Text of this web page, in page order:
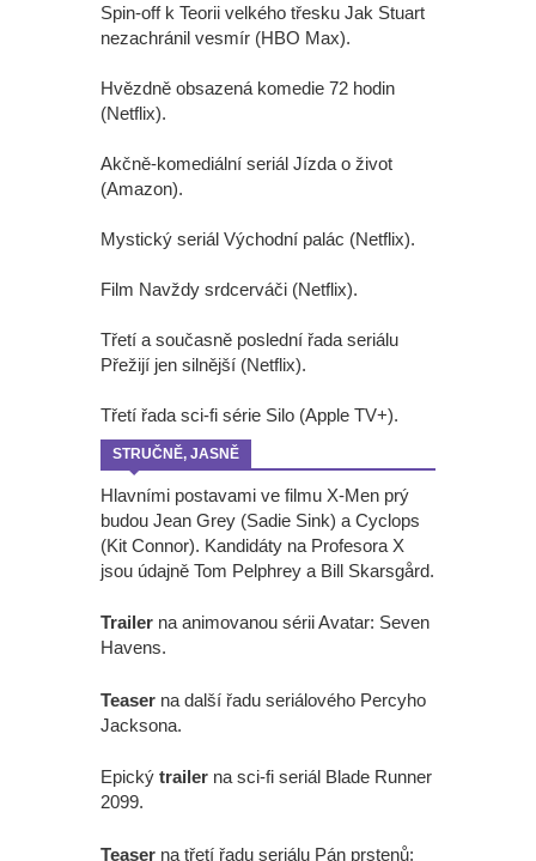
Spin-off k Teorii velkého třesku Jak Stuart
nezachránil vesmír (HBO Max).
Hvězdně obsazená komedie 72 hodin
(Netflix).
Akčně-komediální seriál Jízda o život
(Amazon).
Mystický seriál Východní palác (Netflix).
Film Navždy srdcerváči (Netflix).
Třetí a současně poslední řada seriálu
Přežijí jen silnější (Netflix).
Třetí řada sci-fi série Silo (Apple TV+).
STRUČNĚ, JASNĚ
Hlavními postavami ve filmu X-Men prý
budou Jean Grey (Sadie Sink) a Cyclops
(Kit Connor). Kandidáty na Profesora X
jsou údajně Tom Pelphrey a Bill Skarsgård.
Trailer na animovanou sérii Avatar: Seven
Havens.
Teaser na další řadu seriálového Percyho
Jacksona.
Epický trailer na sci-fi seriál Blade Runner
2099.
Teaser na třetí řadu seriálu Pán prstenů: